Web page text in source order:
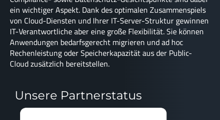
ein wichtiger Aspekt. Dank des optimalen Zusammenspiels
von Cloud-Diensten und Ihrer IT-Server-Struktur gewinnen
IT-Verantwortliche aber eine große Flexibilität. Sie können
Anwendungen bedarfsgerecht migrieren und ad hoc
Rechenleistung oder Speicherkapazität aus der Public-
Cloud zusätzlich bereitstellen.
Unsere Partnerstatus